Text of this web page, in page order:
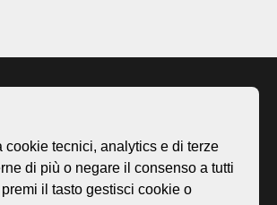
Homepage
Mappa
cookie tecnici, analytics e di terze
di più o negare il consenso a tutti
il tasto gestisci cookie o